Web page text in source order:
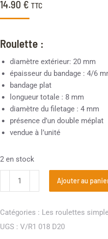
14.90 € TTC
Roulette :
diamètre extérieur: 20 mm
épaisseur du bandage : 4/6
bandage plat
longueur totale : 8 mm
diamètre du filetage : 4 mm
présence d’un double méplat
vendue à l’unité
2 en stock
Ajouter au
Catégories : Les roulettes
UGS : V/R1 018 D20